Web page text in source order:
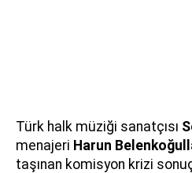
Türk halk müziği sanatçısı
menajeri Harun
taşınan komisyon krizi